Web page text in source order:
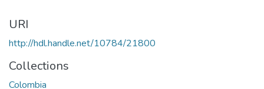
URI
http://hdl.handle.net/10784/21800
Collections
Colombia